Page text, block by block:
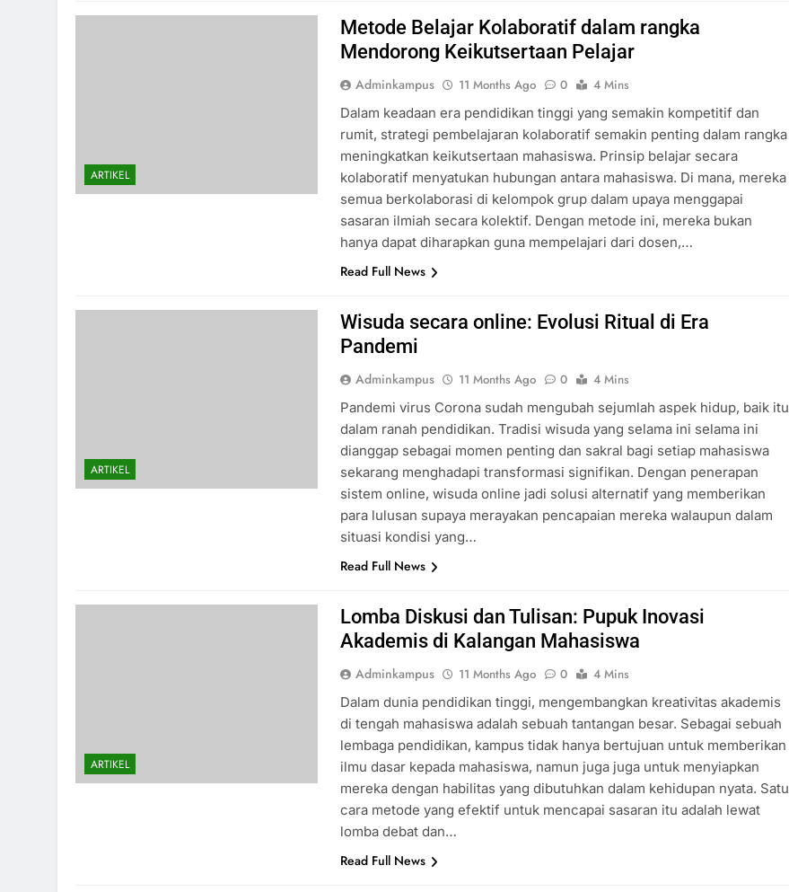
ARTIKEL
Metode Belajar Kolaboratif dalam rangka
Mendorong Keikutsertaan Pelajar
Adminkampus 11 Months Ago 0
4 Mins
Dalam keadaan era pendidikan tinggi yang semakin kompetitif dan
rumit, strategi pembelajaran kolaboratif semakin penting dalam rangka
meningkatkan keikutsertaan mahasiswa. Prinsip belajar secara
kolaboratif menyatukan hubungan antara mahasiswa. Di mana, mereka
semua berkolaborasi di kelompok grup dalam upaya menggapai
sasaran ilmiah secara kolektif. Dengan metode ini, mereka bukan
hanya dapat diharapkan guna mempelajari dari dosen,…
Read Full News
ARTIKEL
Wisuda secara online: Evolusi Ritual di Era
Pandemi
Adminkampus 11 Months Ago 0
4 Mins
Pandemi virus Corona sudah mengubah sejumlah aspek hidup, baik itu
dalam ranah pendidikan. Tradisi wisuda yang selama ini selama ini
dianggap sebagai momen penting dan sakral bagi setiap mahasiswa
sekarang menghadapi transformasi signifikan. Dengan penerapan
sistem online, wisuda online jadi solusi alternatif yang memberikan
para lulusan supaya merayakan pencapaian mereka walaupun dalam
situasi kondisi yang…
Read Full News
ARTIKEL
Lomba Diskusi dan Tulisan: Pupuk Inovasi
Akademis di Kalangan Mahasiswa
Adminkampus 11 Months Ago 0
4 Mins
Dalam dunia pendidikan tinggi, mengembangkan kreativitas akademis
di tengah mahasiswa adalah sebuah tantangan besar. Sebagai sebuah
lembaga pendidikan, kampus tidak hanya bertujuan untuk memberikan
ilmu dasar kepada mahasiswa, namun juga juga untuk menyiapkan
mereka dengan habilitas yang dibutuhkan dalam kehidupan nyata. Satu
cara metode yang efektif untuk mencapai sasaran itu adalah lewat
lomba debat dan…
Read Full News